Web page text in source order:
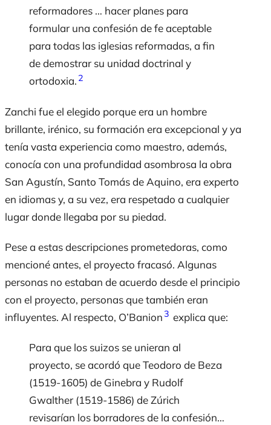
reformadores … hacer planes para
formular una confesión de fe aceptable
para todas las iglesias reformadas, a fin
de demostrar su unidad doctrinal y
ortodoxia. 2
Zanchi fue el elegido porque era un hombre
brillante, irénico, su formación era excepcional y ya
tenía vasta experiencia como maestro, además,
conocía con una profundidad asombrosa la obra
San Agustín, Santo Tomás de Aquino, era experto
en idiomas y, a su vez, era respetado a cualquier
lugar donde llegaba por su piedad.
Pese a estas descripciones prometedoras, como
mencioné antes, el proyecto fracasó. Algunas
personas no estaban de acuerdo desde el principio
con el proyecto, personas que también eran
influyentes. Al respecto, O’Banion3 explica que:
Para que los suizos se unieran al
proyecto, se acordó que Teodoro de Beza
(1519-1605) de Ginebra y Rudolf
Gwalther (1519-1586) de Zúrich
revisarían los borradores de la confesión…